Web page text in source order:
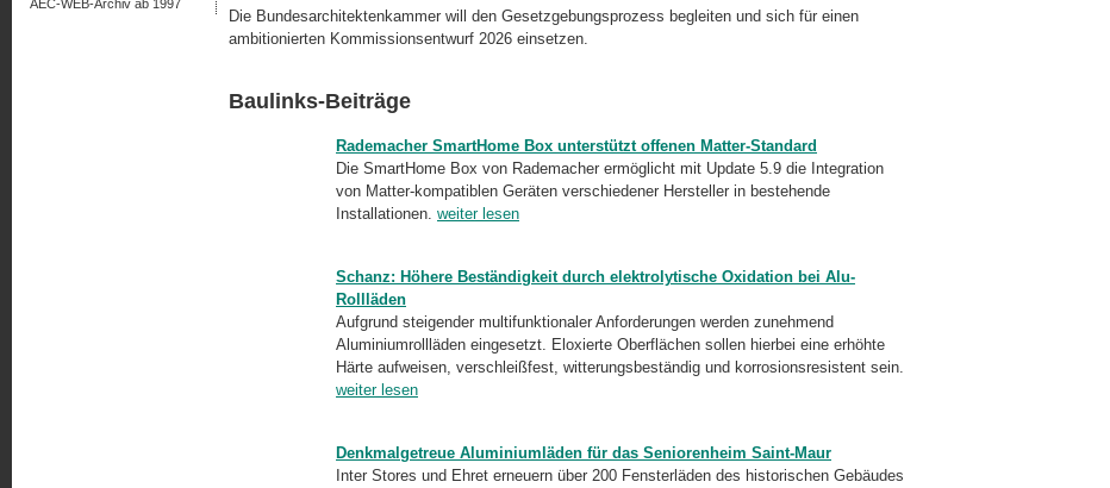
Die Bundesarchitektenkammer will den Gesetzgebungsprozess begleiten und sich für einen
ambitionierten Kommissionsentwurf 2026 einsetzen.
Baulinks-Beiträge
Rademacher SmartHome Box unterstützt offenen Matter-Standard
Die SmartHome Box von Rademacher ermöglicht mit Update 5.9 die Integration
von Matter-kompatiblen Geräten verschiedener Hersteller in bestehende
Installationen. weiter lesen
Schanz: Höhere Beständigkeit durch elektrolytische Oxidation bei Alu-
Rollläden
Aufgrund steigender multifunktionaler Anforderungen werden zunehmend
Aluminiumrollläden eingesetzt. Eloxierte Oberflächen sollen hierbei eine erhöhte
Härte aufweisen, verschleißfest, witterungsbeständig und korrosionsresistent sein.
weiter lesen
Denkmalgetreue Aluminiumläden für das Seniorenheim Saint-Maur
Inter Stores und Ehret erneuern über 200 Fensterläden des historischen Gebäudes
AEC-WEB-Archiv ab 1997